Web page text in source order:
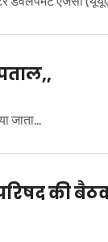
जाता...
परिषद की